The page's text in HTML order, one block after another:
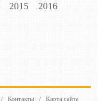
2015
2016
/ Контакты / Карта сайта